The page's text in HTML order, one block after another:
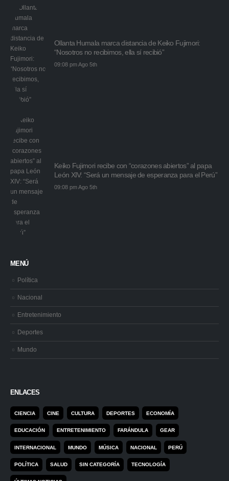
Ollanta Humala marca distancia de Keiko Fujimori:
“Nosotros no recibimos, ella sí recibió”
09:08 pm Ago 5th
Keiko Fujimori recibe con “corazones abiertos” al papa
León XIV: “Será un mensaje de esperanza para el Perú”
09:08 pm Ago 5th
MENÚ
Política
Nacional
Entretenimiento
Deportes
Mundo
ENLACES
CIENCIA CINE CULTURA DEPORTES ECONOMÍA
EDUCACIÓN ENTRETENIMIENTO FARÁNDULA GEAR
INTERNACIONAL MUNDO MÚSICA NACIONAL PERÚ
POLÍTICA SALUD SIN CATEGORÍA TECNOLOGÍA